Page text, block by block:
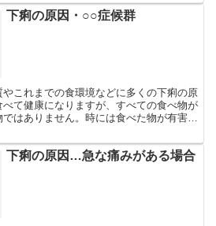
下痢の原因・○○症候群
これまでの食環境などに多くの下痢の原
て健康になりますが、すべての食べ物が
はありません。時には食べた物が有害な
下痢の原因…急な痛みがある場合